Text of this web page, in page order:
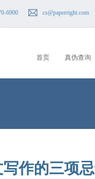
6900 cs@paperright.com
首页
真伪查询
作的三项